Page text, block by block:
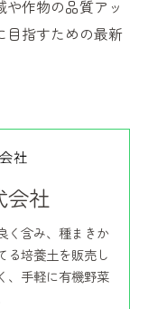
作物の品質アッ
目指すための最新
会社
く含み、種まきか
る培養土を販売し
、手軽に有機野菜